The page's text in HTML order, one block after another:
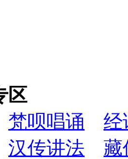
区
梵呗唱诵
经
汉传讲法 藏